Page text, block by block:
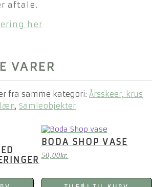
aftale.
her
VARER
fra samme kategori: Årsskeer, krus
, Samleobjekter
BODA SHOP VASE
50,00kr.